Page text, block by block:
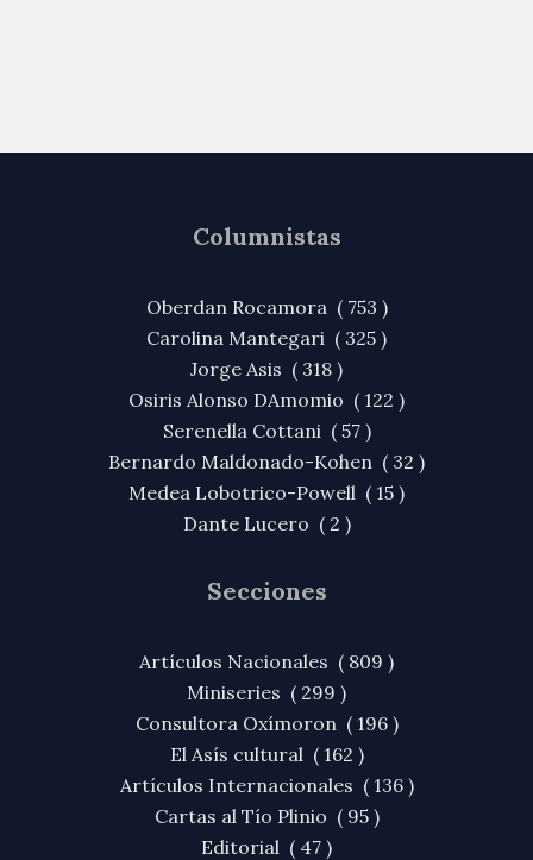
Columnistas
Oberdan Rocamora ( 753 )
Carolina Mantegari ( 325 )
Jorge Asis ( 318 )
Osiris Alonso DAmomio ( 122 )
Serenella Cottani ( 57 )
Bernardo Maldonado-Kohen ( 32 )
Medea Lobotrico-Powell ( 15 )
Dante Lucero ( 2 )
Secciones
Artículos Nacionales ( 809 )
Miniseries ( 299 )
Consultora Oxímoron ( 196 )
El Asís cultural ( 162 )
Artículos Internacionales ( 136 )
Cartas al Tío Plinio ( 95 )
Editorial ( 47 )